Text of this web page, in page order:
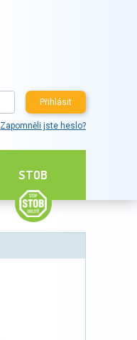
Přihlásit
Zapomněli jste heslo?
STOB